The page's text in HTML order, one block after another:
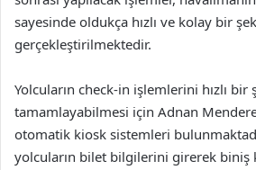
sayesinde oldukça hızlı ve kolay bir
gerçekleştirilmektedir.
Yolcuların check-in işlemlerini hızlı bir
tamamlayabilmesi için Adnan
otomatik kiosk sistemleri
yolcuların bilet bilgilerini girerek biniş